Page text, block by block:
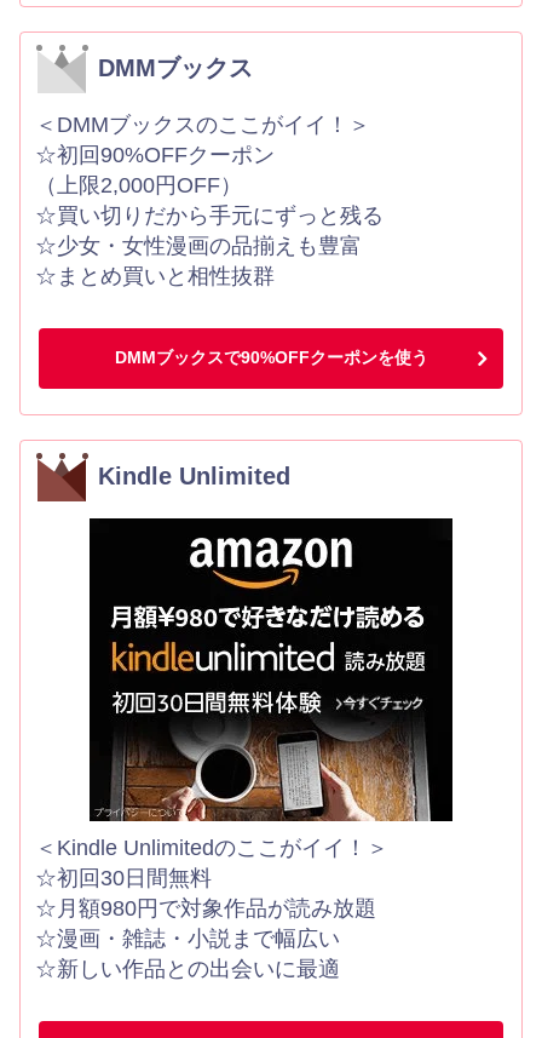
DMMブックス
＜DMMブックスのここがイイ！＞
☆初回90%OFFクーポン
（上限2,000円OFF）
☆買い切りだから手元にずっと残る
☆少女・女性漫画の品揃えも豊富
☆まとめ買いと相性抜群
DMMブックスで90%OFFクーポンを使う
Kindle Unlimited
＜Kindle Unlimitedのここがイイ！＞
☆初回30日間無料
☆月額980円で対象作品が読み放題
☆漫画・雑誌・小説まで幅広い
☆新しい作品との出会いに最適